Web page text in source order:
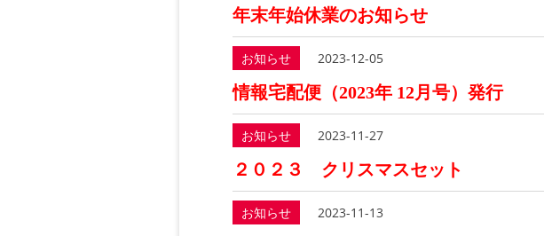
年末年始休業のお知らせ
お知らせ 2023-12-05
情報宅配便（2023年 12月号）発行
お知らせ 2023-11-27
２０２３ クリスマスセット
お知らせ 2023-11-13